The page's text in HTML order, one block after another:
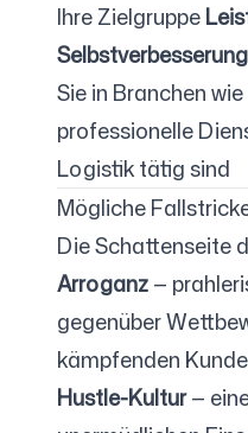
Ihre Zielgruppe
Selbstverbesserung
Sie in Branchen
professionelle
Logistik tätig sind
Mögliche
Die Schattenseite
Arroganz—
gegenüber
kämpfenden
Hustle-Kultur—